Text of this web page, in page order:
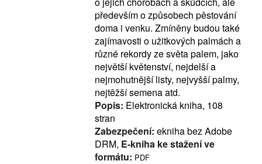
především o způsobech pěstování
doma i venku. Zmíněny budou také
zajímavosti o užitkových palmách a
různé rekordy ze světa palem, jako
největší květenství, nejdelší a
nejmohutnější listy, nejvyšší palmy,
nejtěžší semena atd.
Popis: Elektronická kniha, 108
stran
Zabezpečení: ekniha bez Adobe
DRM, E-kniha ke stažení ve
formátu: PDF